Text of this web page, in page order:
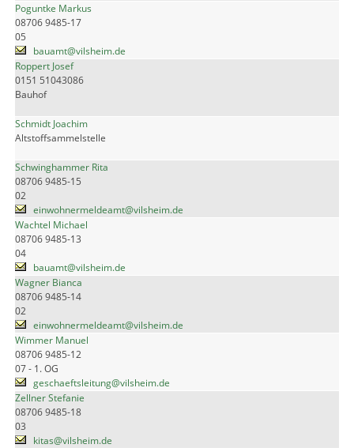
Poguntke Markus
08706 9485-17
05
bauamt@vilsheim.de
Roppert Josef
0151 51043086
Bauhof
Schmidt Joachim
Altstoffsammelstelle
Schwinghammer Rita
08706 9485-15
02
einwohnermeldeamt@vilsheim.de
Wachtel Michael
08706 9485-13
04
bauamt@vilsheim.de
Wagner Bianca
08706 9485-14
02
einwohnermeldeamt@vilsheim.de
Wimmer Manuel
08706 9485-12
07 - 1. OG
geschaeftsleitung@vilsheim.de
Zellner Stefanie
08706 9485-18
03
kitas@vilsheim.de